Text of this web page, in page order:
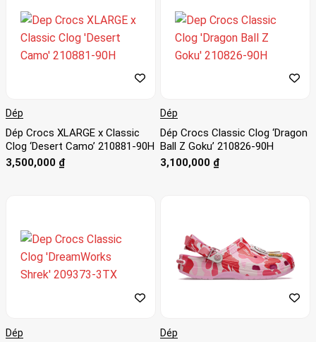
Dép
Dép Crocs XLARGE x Classic
Clog ‘Desert Camo’ 210881-90H
3,500,000 ₫
Dép
Dép Crocs Classic Clog ‘Dragon
Ball Z Goku’ 210826-90H
3,100,000 ₫
Dép Dép